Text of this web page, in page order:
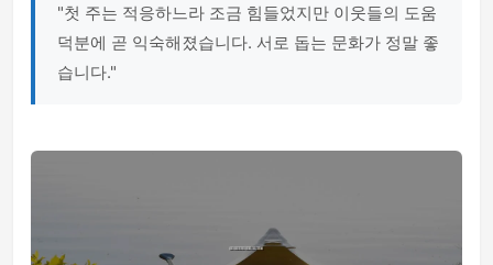
"첫 주는 적응하느라 조금 힘들었지만 이웃들의 도움
덕분에 곧 익숙해졌습니다. 서로 돕는 문화가 정말 좋
습니다."